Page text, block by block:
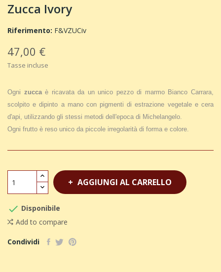
Zucca Ivory
Riferimento: F&VZUCiv
47,00 €
Tasse incluse
Ogni zuccaè ricavata da un unico pezzo di marmo Bianco Carrara,
scolpito e dipinto a mano con pigmenti di estrazione vegetale e cera
d'api, utilizzando gli stessi metodi dell'epoca di Michelangelo.
Ogni frutto è reso unico da piccole irregolarità di forma e colore.
AGGIUNGI AL CARRELLO
 Disponibile
Add to compare
Condividi